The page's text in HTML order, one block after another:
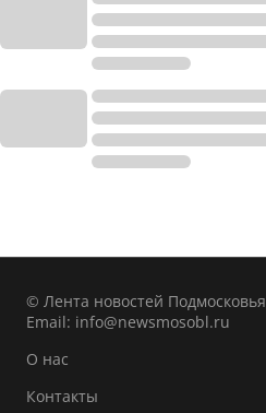
© Лента новостей Подмосковья
Email: info@newsmosobl.ru
О нас
Контакты